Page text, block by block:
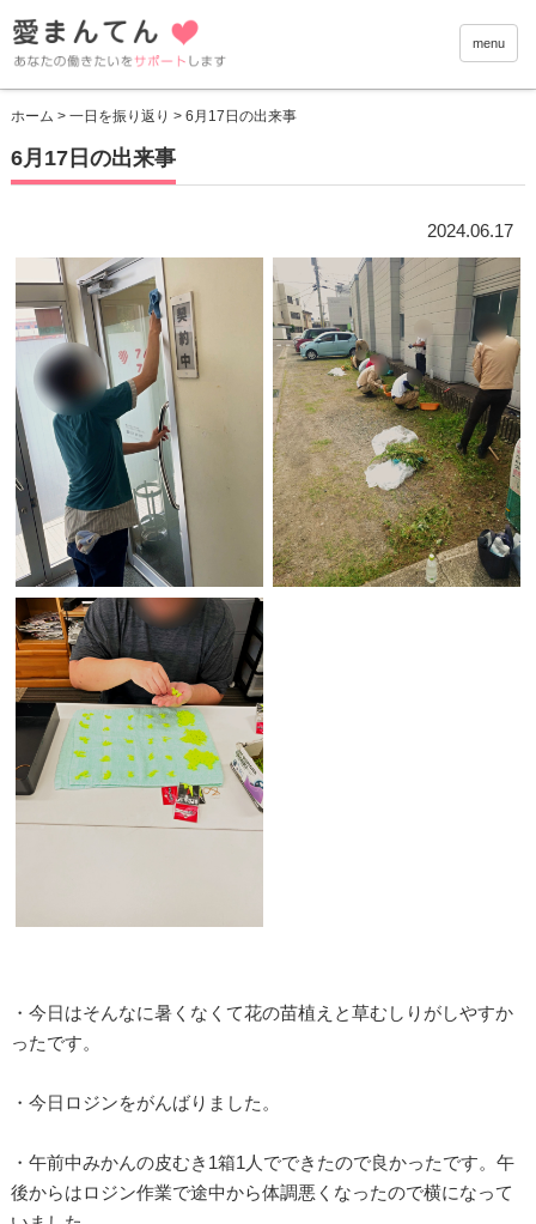
愛まん
menu
ホーム > 一日を振り返り > 6月17日の出来事
6月17日の出来事
2024.06.17
・今日はそんなに暑くなくて花の苗植えと草むしりがしやすか
ったです。
・今日ロジンをがんばりました。
・午前中みかんの皮むき1箱1人でできたので良かったです。午
後からはロジン作業で途中から体調悪くなったので横になって